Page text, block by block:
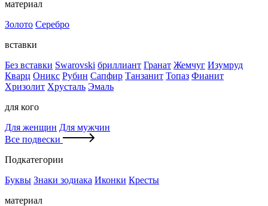
материал
Золото Серебро
вставки
Без вставки Swarovski бриллиант Гранат Жемчуг Изумруд
Кварц Оникс Рубин Сапфир Танзанит Топаз Фианит
Хризолит Хрусталь Эмаль
для кого
Для женщин Для мужчин
Все подвески
Подкатегории
Буквы Знаки зодиака Иконки Кресты
материал